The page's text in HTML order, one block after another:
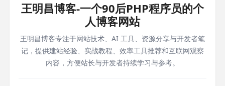
王明昌博客-一个90后PHP程序员的个
人博客网站
王明昌博客专注于网站技术、AI 工具、资源分享与开发者笔
记，提供建站经验、实战教程、效率工具推荐和互联网观察
内容，方便站长与开发者持续学习与参考。